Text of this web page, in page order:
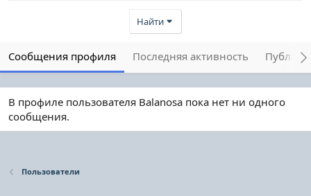
Найти
Сообщения профиля Последняя активность
В профиле пользователя Balanosa пока нет ни одного
сообщения.
Пользователи